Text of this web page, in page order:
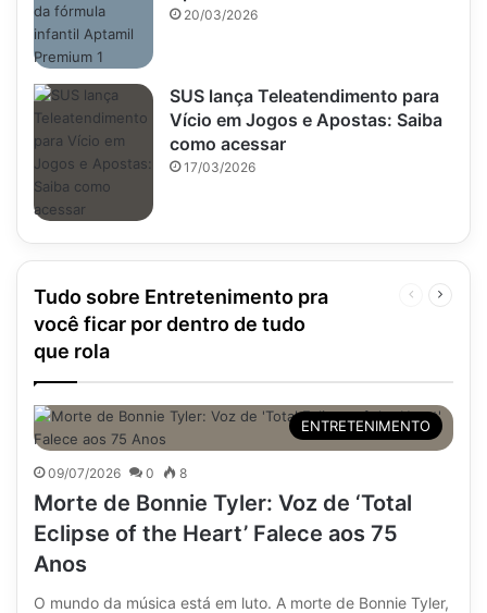
20/03/2026
SUS lança Teleatendimento para
Vício em Jogos e Apostas: Saiba
como acessar
17/03/2026
Tudo sobre Entretenimento pra
você ficar por dentro de tudo
que rola
Página
ENTRETENIMENTO
09/07/2026 0 8
Morte de Bonnie Tyler: Voz de ‘Total
Eclipse of the Heart’ Falece aos 75
Anos
O mundo da música está em luto. A morte de Bonnie Tyler,